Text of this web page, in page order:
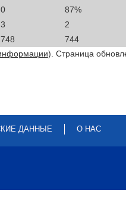
0 87%
3 2
748 744
). Страница
ДАННЫЕ О НАС